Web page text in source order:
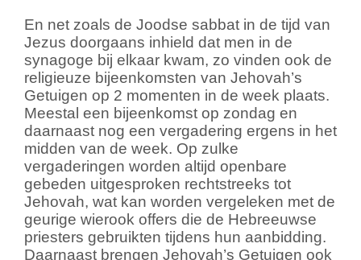
En net zoals de Joodse sabbat in de tijd van
Jezus doorgaans inhield dat men in de
synagoge bij elkaar kwam, zo vinden ook de
religieuze bijeenkomsten van Jehovah’s
Getuigen op 2 momenten in de week plaats.
Meestal een bijeenkomst op zondag en
daarnaast nog een vergadering ergens in het
midden van de week. Op zulke
vergaderingen worden altijd openbare
gebeden uitgesproken rechtstreeks tot
Jehovah, wat kan worden vergeleken met de
geurige wierook offers die de Hebreeuwse
priesters gebruikten tijdens hun aanbidding.
Daarnaast brengen Jehovah’s Getuigen ook